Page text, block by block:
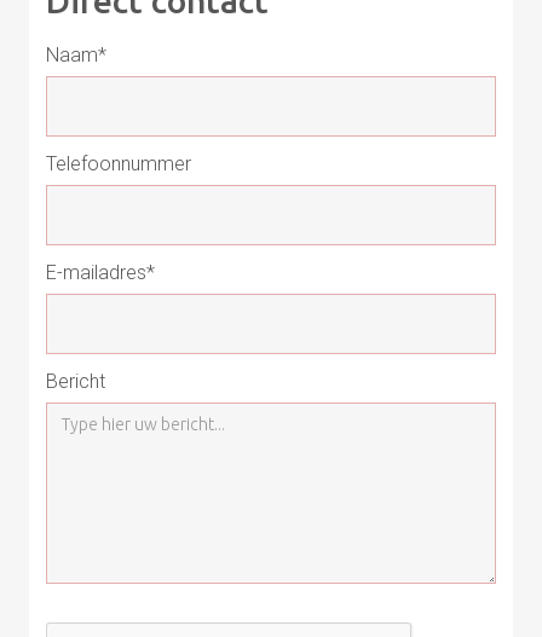
Naam*
Telefoonnummer
E-mailadres*
Bericht